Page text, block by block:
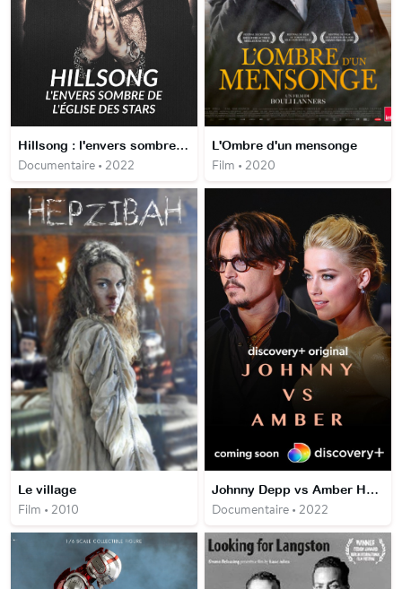
Hillsong : l'envers sombre de l'église des stars
Documentaire • 2022
L'Ombre d'un mensonge
Film • 2020
Le village
Film • 2010
Johnny Depp vs Amber Heard
Documentaire • 2022